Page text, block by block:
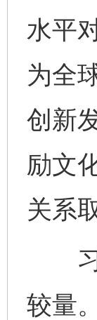
水平
为全
创新
励文
关系
习
较量